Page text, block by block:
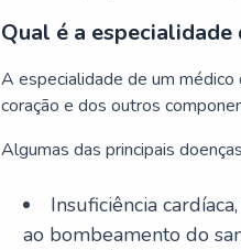
Qual é a
A especialidade de um médico
coração e dos outros
Algumas das principais
Insuficiência
ao bombeamento do